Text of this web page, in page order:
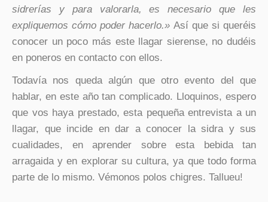
sidrerías y para valorarla, es necesario que les
expliquemos cómo poder hacerlo.» Así que si queréis
conocer un poco más este llagar sierense, no dudéis
en poneros en contacto con ellos.
Todavía nos queda algún que otro evento del que
hablar, en este año tan complicado. Lloquinos, espero
que vos haya prestado, esta pequeña entrevista a un
llagar, que incide en dar a conocer la sidra y sus
cualidades, en aprender sobre esta bebida tan
arragaida y en explorar su cultura, ya que todo forma
parte de lo mismo. Vémonos polos chigres. Tallueu!